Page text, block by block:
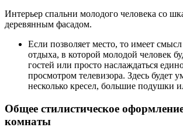
Интерьер спальни молодого человека со
деревянным фасадом.
Если позволяет место, то имеет
отдыха, в которой молодой человек
гостей или просто наслаждаться
просмотром телевизора. Здесь будет
несколько кресел, большие подушки
Общее стилистическое
комнаты